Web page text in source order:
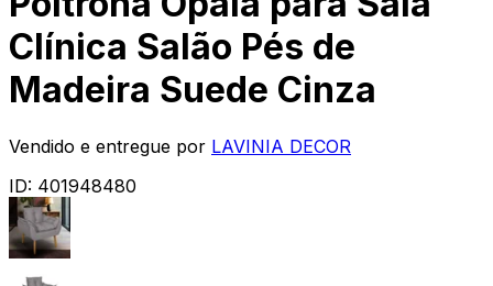
Clínica Salão Pés de
Madeira Suede Cinza
Vendido e entregue por LAVINIA DECOR
ID: 401948480